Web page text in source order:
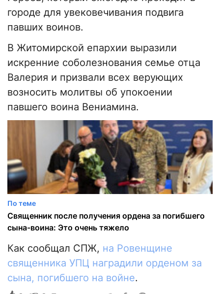
городе для увековечивания подвига
павших воинов.
В Житомирской епархии выразили
искренние соболезнования семье отца
Валерия и призвали всех верующих
возносить молитвы об упокоении
павшего воина Вениамина.
По теме
Священник после получения ордена за погибшего
сына-воина: Это очень тяжело
Как сообщал СПЖ, на Ровенщине
священника УПЦ наградили орденом за
сына, погибшего на войне.